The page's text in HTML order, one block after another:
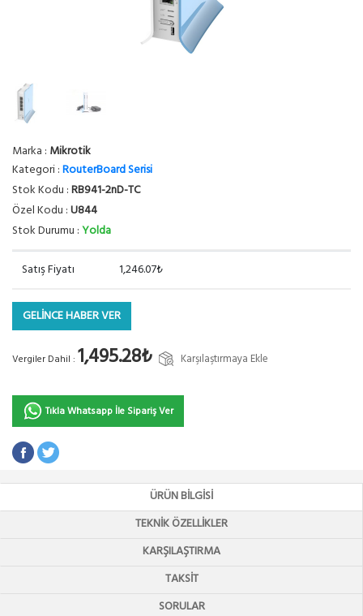
Marka : Mikrotik
Kategori :RouterBoard Serisi
Stok Kodu :RB941-2nD-TC
Özel Kodu :U844
Stok Durumu :Yolda
Satış Fiyatı 1,246.07₺
GELİNCE HABER VER
Vergiler Dahil : 1,495.28₺ Karşılaştırmaya Ekle
Tıkla Whatsapp İle Sipariş Ver
ÜRÜN BILGISI
TEKNIK ÖZELLIKLER
KARŞILAŞTIRMA
TAKSIT
SORULAR